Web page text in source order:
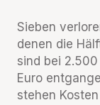
Sieben
denen die
sind bei
Euro
stehen